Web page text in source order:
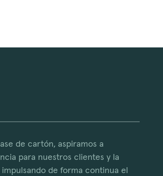
de cartón, aspiramos a
para nuestros clientes y la
de forma continua el